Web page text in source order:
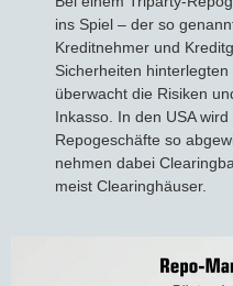
ins Spiel – der so
Kreditnehmer und
Sicherheiten
überwacht die Risiken
Inkasso. In den USA
Repogeschäfte so
nehmen dabei
meist Clearinghäuser.